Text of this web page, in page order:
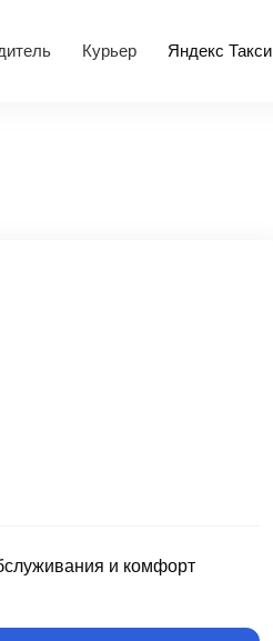
Курьер Яндекс Такси
и комфорт